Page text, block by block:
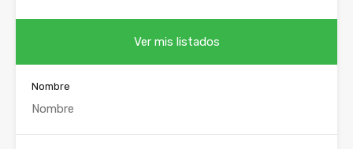
Ver mis listados
Nombre